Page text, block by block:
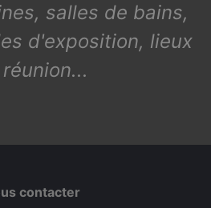
salles de bains,
d'exposition, lieux
contacter